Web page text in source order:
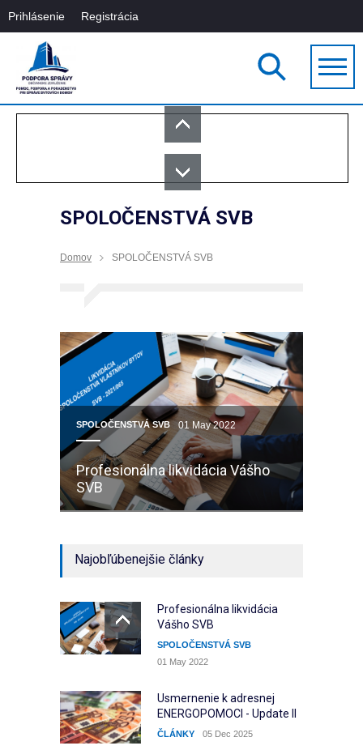
Prihlásenie Registrácia
SPOLOČENSTVÁ SVB
Domov SPOLOČENSTVÁ SVB
SPOLOČENSTVÁ SVB 01 May 2022
Profesionálna likvidácia Vášho
SVB
Najobľúbenejšie články
Profesionálna likvidácia
Vášho SVB
SPOLOČENSTVÁ SVB
01 May 2022
Usmernenie k adresnej
ENERGOPOMOCI - Update II
ČLÁNKY 05 Dec 2025